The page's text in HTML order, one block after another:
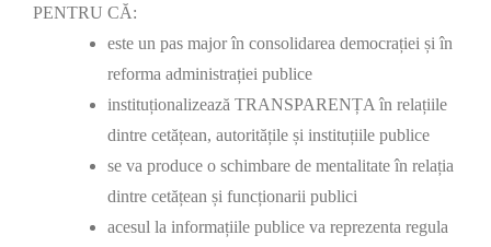
PENTRU CĂ:
este un pas major în consolidarea democrației și în
reforma administrației publice
instituționalizează TRANSPARENȚA în relațiile
dintre cetățean, autoritățile și instituțiile publice
se va produce o schimbare de mentalitate în relația
dintre cetățean și funcționarii publici
acesul la informațiile publice va reprezenta regula